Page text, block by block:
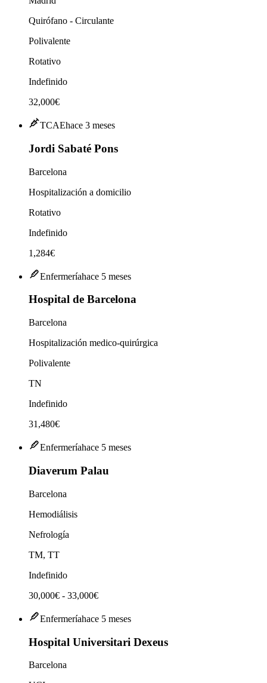
Quirófano - Circulante
Polivalente
Rotativo
Indefinido
32,000€
TCAEhace 3 meses
Jordi Sabaté Pons
Barcelona
Hospitalización a domicilio
Rotativo
Indefinido
1,284€
Enfermeríahace 5 meses
Hospital de Barcelona
Barcelona
Hospitalización medico-quirúrgica
Polivalente
TN
Indefinido
31,480€
Enfermeríahace 5 meses
Diaverum Palau
Barcelona
Hemodiálisis
Nefrología
TM, TT
Indefinido
30,000€ - 33,000€
Enfermeríahace 5 meses
Hospital Universitari Dexeus
Barcelona